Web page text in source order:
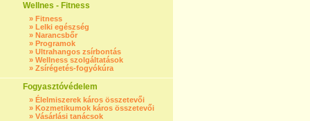
Wellnes - Fitness
» Fitness
» Lelki egészség
» Narancsbőr
» Programok
» Ultrahangos zsírbontás
» Wellness szolgáltatások
» Zsírégetés-fogyókúra
Fogyasztóvédelem
» Élelmiszerek káros összetevői
» Kozmetikumok káros összetevői
» Vásárlási tanácsok